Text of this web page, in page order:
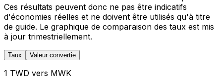
Ces résultats peuvent donc ne pas être indicatifs
d'économies réelles et ne doivent être utilisés qu'à titre
de guide. Le graphique de comparaison des taux est mis
à jour trimestriellement.
Taux Valeur convertie
1 TWD vers MWK